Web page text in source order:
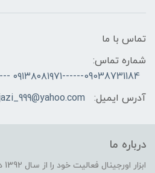
تماس با ما
شماره تماس:
09038731184------۰۹۱۳۸۰۸۱۹۷۱ ---- ۰۹132298091 مجازی
آدرس ایمیل:
درباره ما